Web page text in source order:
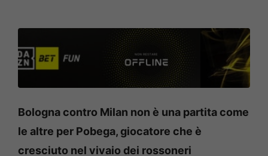
Bologna contro Milan non è una partita come
le altre per Pobega, giocatore che è
cresciuto nel vivaio dei rossoneri